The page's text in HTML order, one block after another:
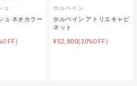
ュ
ュ ネオカラー
ホルベイン
ホルベイン アトリエキャビ
ネット
¥52,800(20%OFF)